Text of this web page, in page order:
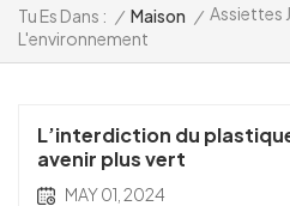
Tu Es Dans : / Maison / Assiettes
L'environnement
L’interdiction du
avenir plus vert
MAY 01, 2024